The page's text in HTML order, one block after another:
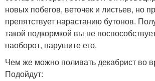
новых побегов, веточек и листьев, но
препятствует нарастанию бутонов.
такой подкормкой вы не
наоборот, нарушите его.
Чем же можно поливать декабрист во
Подойдут: